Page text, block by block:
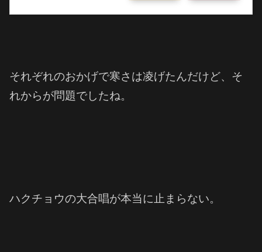
それぞれのおかげで寒さは凌げたんだけど、そ
れからが問題でしたね。
ハクチョウの大合唱が本当に止まらない。